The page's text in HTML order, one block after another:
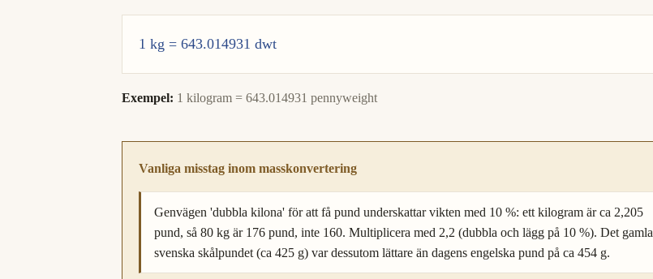
1 kg = 643.014931 dwt
Exempel: 1 kilogram = 643.014931 pennyweight
Vanliga misstag inom masskonvertering
Genvägen 'dubbla kilona' för att få pund underskattar vikten med 10 %: ett kilogram är ca 2,205
pund, så 80 kg är 176 pund, inte 160. Multiplicera med 2,2 (dubbla och lägg på 10 %). Det gamla
svenska skålpundet (ca 425 g) var dessutom lättare än dagens engelska pund på ca 454 g.